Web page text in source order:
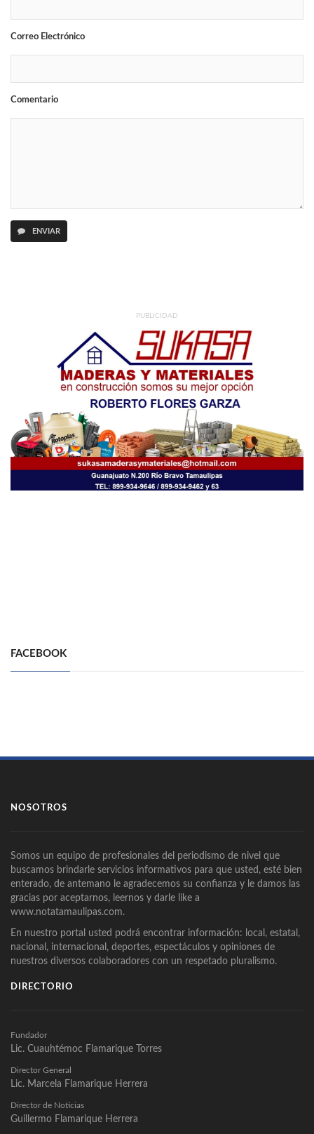
Correo Electrónico
Comentario
ENVIAR
PUBLICIDAD
FACEBOOK
NOSOTROS
Somos un equipo de profesionales del periodismo de nivel que
buscamos brindarle servicios informativos para que usted, esté bien
enterado, de antemano le agradecemos su confianza y le damos las
gracias por aceptarnos, leernos y darle like a
www.notatamaulipas.com.
En nuestro portal usted podrá encontrar información: local, estatal,
nacional, internacional, deportes, espectáculos y opiniones de
nuestros diversos colaboradores con un respetado pluralismo.
DIRECTORIO
Fundador
Lic. Cuauhtémoc Flamarique Torres
Director General
Lic. Marcela Flamarique Herrera
Director de Noticias
Guillermo Flamarique Herrera